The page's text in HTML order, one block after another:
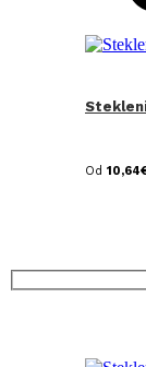
Od 10,64